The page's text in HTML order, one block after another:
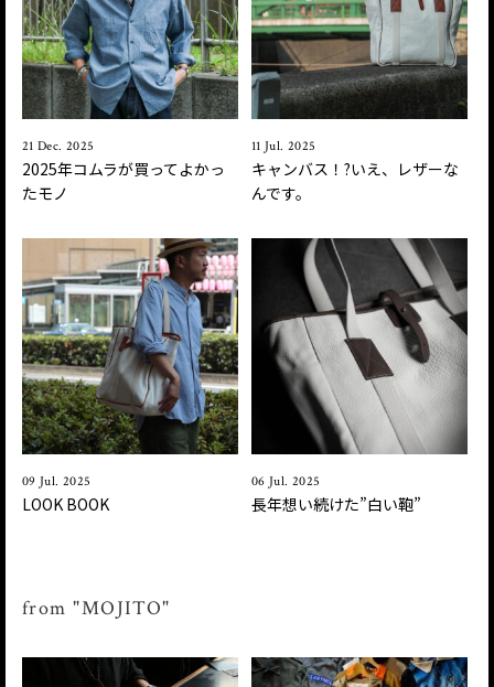
21 Dec. 2025
2025年コムラが買ってよかっ
たモノ
11 Jul. 2025
キャンバス！?いえ、レザーな
んです。
09 Jul. 2025
LOOK BOOK
06 Jul. 2025
長年想い続けた”白い鞄”
from "MOJITO"